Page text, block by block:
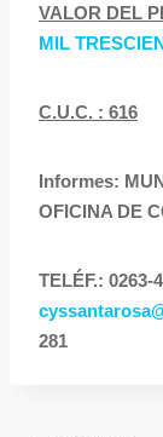
VALOR DEL
MIL
C.U.C. : 616
Informes:
OFICINA DE
TELÉF.: 0263-
281